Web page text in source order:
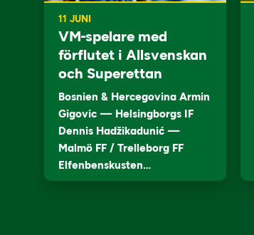
11 JUNI
VM-spelare med
förflutet i Allsvenskan
och Superettan
Bosnien & Hercegovina Armin
Gigovic — Helsingborgs IF
Dennis Hadžikadunić —
Malmö FF / Trelleborg FF
Elfenbenskusten…